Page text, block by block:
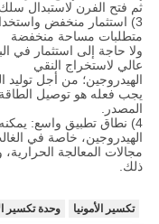
ثم فتح الفرن لاستبدال
3) استثمار منخفض
متطلبات مساحة منخفضة
ولا حاجة إلى استثمار في
عالي لاستخراج النقي
الهيدروجين؛ من أجل توليد
يجب فعله هو توصيل الطاقة
المصدر.
4) نطاق تطبيق واسع:
الهيدروجين، خاصة في
مجالات المعالجة
ذلك.
تكسير الأمونيا وحدة تكسير